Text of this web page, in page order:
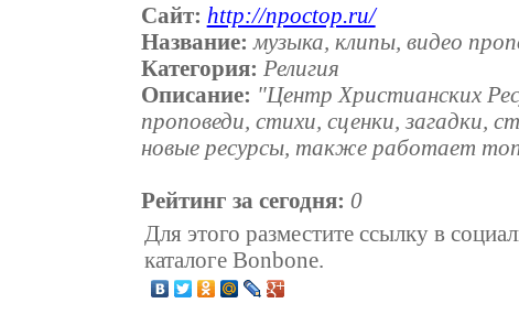
Сайт: http://npoctop.ru/
Название: музыка, клипы, видео
Категория: Религия
Описание: "Центр Христианских
проповеди, стихи, сценки, загадки,
новые ресурсы, также работает
Рейтинг за сегодня: 0
Для этого разместите ссылку в
каталоге Bonbone.